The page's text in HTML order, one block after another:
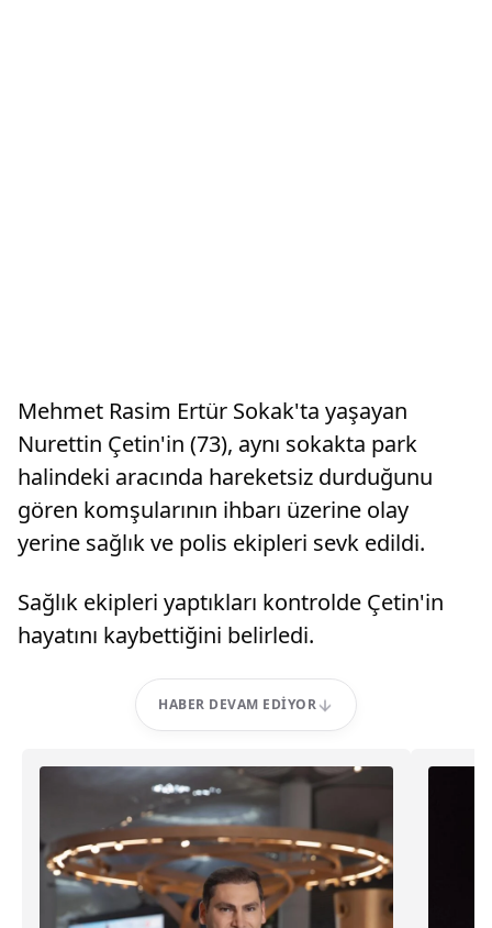
Mehmet Rasim Ertür Sokak'ta yaşayan
Nurettin Çetin'in (73), aynı sokakta park
halindeki aracında hareketsiz durduğunu
gören komşularının ihbarı üzerine olay
yerine sağlık ve polis ekipleri sevk edildi.
Sağlık ekipleri yaptıkları kontrolde Çetin'in
hayatını kaybettiğini belirledi.
HABER DEVAM EDIYOR